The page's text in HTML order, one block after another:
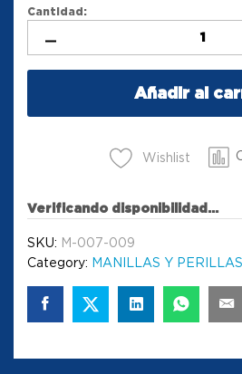
Cantidad:
Añadir al
Wishlist
Verificando disponibilidad...
SKU: M-007-009
Category: MANILLAS Y PERILLAS